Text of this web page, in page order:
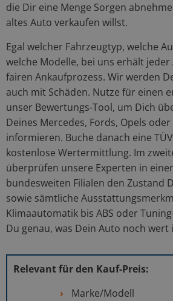
die Dir eine Menge Sorgen
altes Auto verkaufen willst.
Egal welcher Fahrzeugtyp, welche
welche Modelle, bei uns erhält
fairen Ankaufprozess. Wir werden
auch mit Schäden. Nutze für einen
unser Bewertungs-Tool, um Dich
Deines Mercedes, Fords, Opels
informieren. Buche danach eine
kostenlose Wertermittlung. Im
überprüfen unsere Experten in
bundesweiten Filialen den Zustand
sowie sämtliche
Klimaautomatik bis ABS oder
Du genau, was Dein Auto noch wert
Relevant für den Kauf-Preis:
Marke/Modell